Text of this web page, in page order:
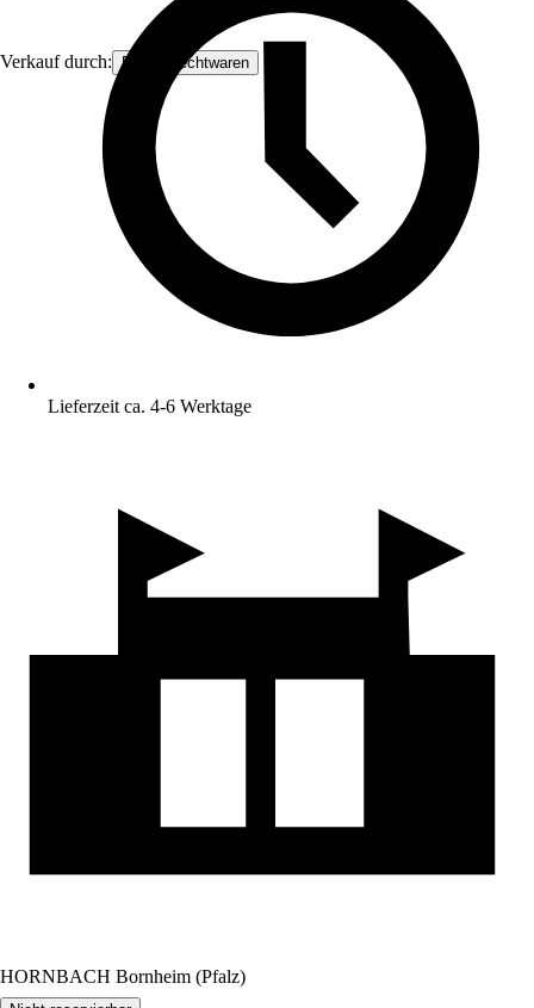
Verkauf durch: Frank Flechtwaren
Lieferzeit ca. 4-6 Werktage
HORNBACH Bornheim (Pfalz)